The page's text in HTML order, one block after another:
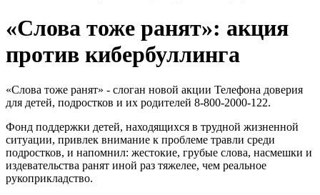
«Слова тоже ранят»: акция
против кибербуллинга
«Слова тоже ранят» - слоган новой акции Телефона доверия
для детей, подростков и их родителей 8-800-2000-122.
Фонд поддержки детей, находящихся в трудной жизненной
ситуации, привлек внимание к проблеме травли среди
подростков, и напомнил: жестокие, грубые слова, насмешки и
издевательства ранят иной раз тяжелее, чем реальное
рукоприкладство.